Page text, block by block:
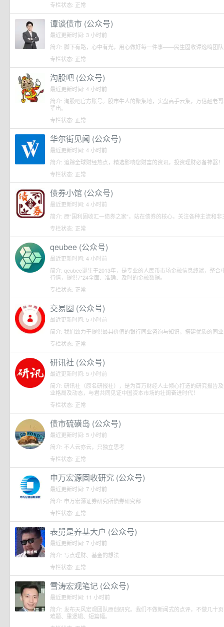
专栏状态: 正常
谭谈债市 (公众号)
最近更新时间: 3 小时前
简介: 脚下有路，心中有光，用心做好每一件事——民生固收谭逸鸣团队
专栏状态: 正常
淘股吧 (公众号)
最近更新时间: 4 小时前
简介: 淘股吧官方账号。股市牛人的聚集地，实盘高手云集，万倍赵老
辈出。
专栏状态: 正常
华尔街见闻 (公众号)
最近更新时间: 4 小时前
简介: 追踪全球财经热点，精选影响您财富的资讯，投资理财必备神器！
专栏状态: 正常
债券小馆 (公众号)
最近更新时间: 4 小时前
简介: 原“国利固收汇一债券之家“，站在债券的核心，关注各种主流和
专栏状态: 正常
qeubee (公众号)
最近更新时间: 4 小时前
简介: qeubee诞生于2013年，是专业的人民币市场金融信息终端，整
行情，提供7*24全面、准确、及时的金融数据。
专栏状态: 正常
交易圈 (公众号)
最近更新时间: 5 小时前
简介: 我们致力于提供最具价值的银行同业咨询与知识，搭建优质的同
专栏状态: 正常
研讯社 (公众号)
最近更新时间: 5 小时前
简介: 研讯社（原名研报社），是为百万财经人士倾心打造的研究报
业格局及动态，与君共同见证中国资本市场的壮阔奋进时代！
专栏状态: 正常
债市硫磺岛 (公众号)
最近更新时间: 5 小时前
简介: 不人云亦云，只独立思考
专栏状态: 正常
申万宏源固收研究 (公众号)
最近更新时间: 7 小时前
简介: 申万宏源证券研究所债券研究部
专栏状态: 正常
表舅是养基大户 (公众号)
最近更新时间: 7 小时前
简介: 写点理财、基金的想法
专栏状态: 正常
雪涛宏观笔记 (公众号)
最近更新时间: 11 小时前
简介: 发布天风宏观团队原创研究。我们不做新闻式的点评，不做几十
难题、重逻辑、短篇幅。